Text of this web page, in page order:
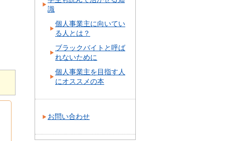
識
個人事業主に向いてい
る人とは？
ブラックバイトと呼ば
れないために
個人事業主を目指す人
にオススメの本
お問い合わせ